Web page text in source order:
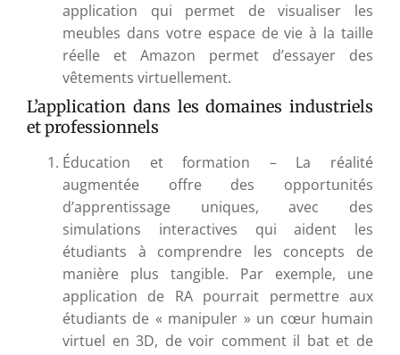
application qui permet de visualiser les
meubles dans votre espace de vie à la taille
réelle et Amazon permet d’essayer des
vêtements virtuellement.
L’application dans les domaines industriels
et professionnels
Éducation et formation – La réalité
augmentée offre des opportunités
d’apprentissage uniques, avec des
simulations interactives qui aident les
étudiants à comprendre les concepts de
manière plus tangible. Par exemple, une
application de RA pourrait permettre aux
étudiants de « manipuler » un cœur humain
virtuel en 3D, de voir comment il bat et de